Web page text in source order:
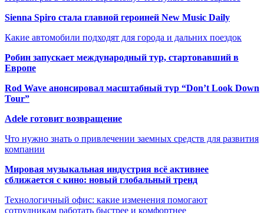
Sienna Spiro стала главной героиней New Music Daily
Какие автомобили подходят для города и дальних поездок
Робин запускает международный тур, стартовавший в
Европе
Rod Wave анонсировал масштабный тур “Don’t Look Down
Tour”
Adele готовит возвращение
Что нужно знать о привлечении заемных средств для развития
компании
Мировая музыкальная индустрия всё активнее
сближается с кино: новый глобальный тренд
Технологичный офис: какие изменения помогают
сотрудникам работать быстрее и комфортнее